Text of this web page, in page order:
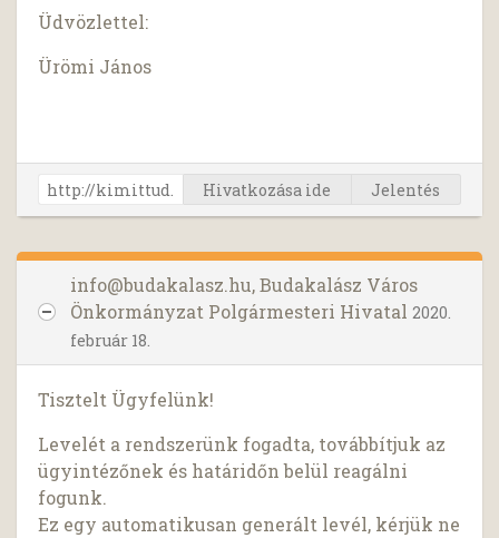
Üdvözlettel:
Ürömi János
Hivatkozása ide Jelentés
info@budakalasz.hu, Budakalász Város
Önkormányzat Polgármesteri Hivatal 2020.
február 18.
Tisztelt Ügyfelünk!
Levelét a rendszerünk fogadta, továbbítjuk az
ügyintézőnek és határidőn belül reagálni
fogunk.
Ez egy automatikusan generált levél, kérjük ne